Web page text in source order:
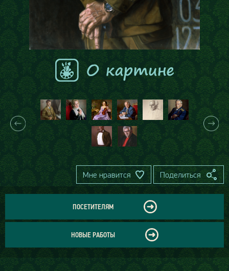
Мне нравится Поделиться
ПОСЕТИТЕЛЯМ
НОВЫЕ РАБОТЫ